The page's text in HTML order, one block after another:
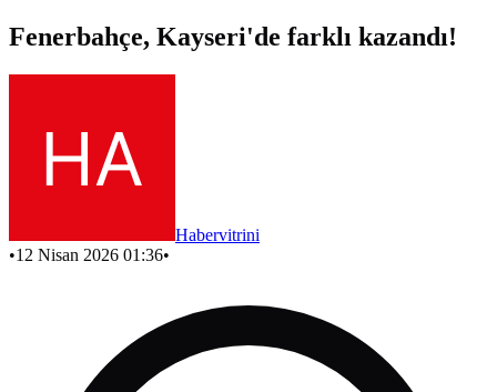
Fenerbahçe, Kayseri'de farklı kazandı!
Habervitrini
•12 Nisan 2026 01:36•